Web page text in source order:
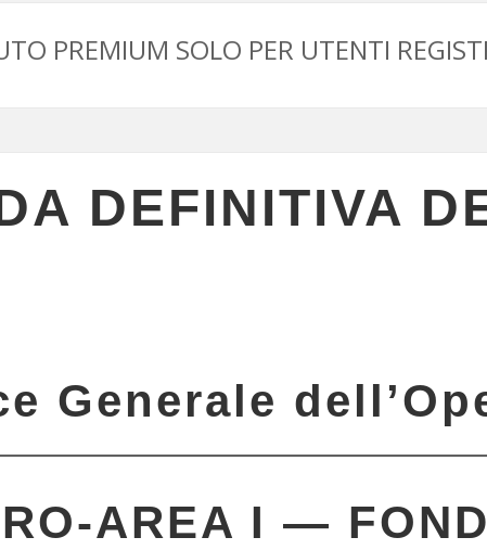
PREMIUM SOLO PER UTENTI
DEFINITIVA
Generale
AREA I —